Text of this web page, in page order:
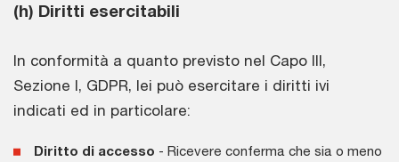
(h) Diritti esercitabili
In conformità a quanto previsto nel Capo III,
Sezione I, GDPR, lei può esercitare i diritti ivi
indicati ed in particolare:
Diritto di accesso - Ricevere conferma che sia o meno